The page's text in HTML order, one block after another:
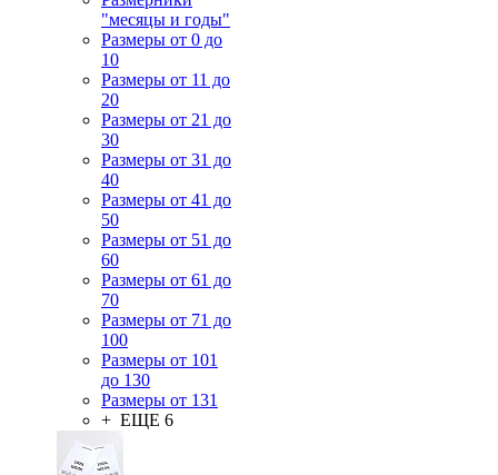
"месяцы и годы"
Размеры от 0 до
10
Размеры от 11 до
20
Размеры от 21 до
30
Размеры от 31 до
40
Размеры от 41 до
50
Размеры от 51 до
60
Размеры от 61 до
70
Размеры от 71 до
100
Размеры от 101
до 130
Размеры от 131
+ ЕЩЕ 6